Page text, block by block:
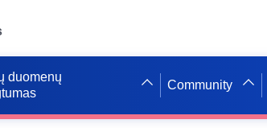
duomenų
Community